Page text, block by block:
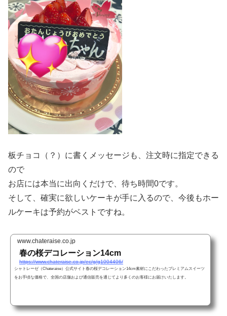
板チョコ（？）に書くメッセージも、注文時に指定できる
ので
お店には本当に出向くだけで、待ち時間0です。
そして、確実に欲しいケーキが手に入るので、今後もホー
ルケーキは予約がベストですね。
www.chateraise.co.jp
春の桜デコレーション14cm
https://www.chateraise.co.jp/ec/g/g1004406/
シャトレーゼ（Chateraise）公式サイト春の桜デコレーション14cm素材にこだわったプレミアムスイーツ
をお手頃な価格で、全国の店舗および通信販売を通じてより多くのお客様にお届けいたします。